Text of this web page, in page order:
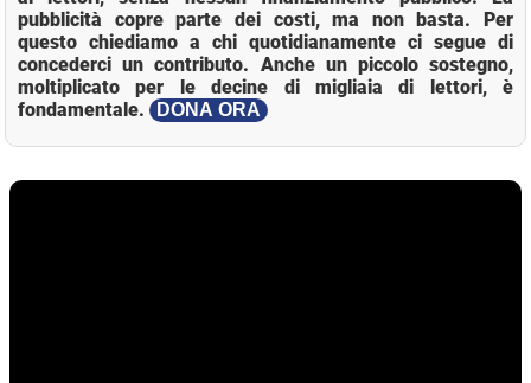
pubblicità copre parte dei costi, ma non basta. Per
questo chiediamo a chi quotidianamente ci segue di
concederci un contributo. Anche un piccolo sostegno,
moltiplicato per le decine di migliaia di lettori, è
fondamentale.
DONA ORA